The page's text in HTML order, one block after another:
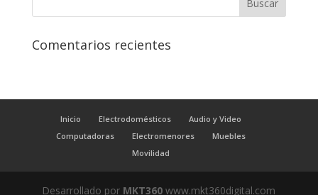
Comentarios recientes
Inicio Electrodomésticos
Audio y Video
Computadoras
Electromenores
Muebles
Movilidad
Desarrollado por MKT360 www.mkt360digital.com